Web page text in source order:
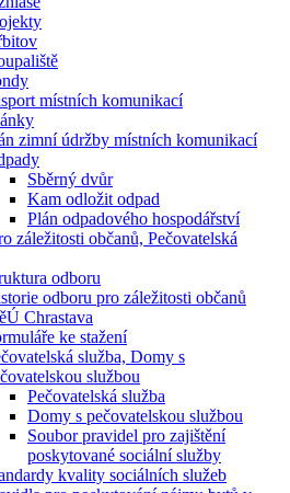
místních komunikací
zimní údržby místních komunikací
Sběrný dvůr
Kam odložit odpad
Plán odpadového hospodářství
záležitosti občanů, Pečovatelská
odboru
odboru pro záležitosti občanů
Chrastava
ke stažení
služba, Domy s
službou
Pečovatelská služba
Domy s pečovatelskou službou
Soubor pravidel pro zajištění
poskytované sociální služby
kvality sociálních služeb